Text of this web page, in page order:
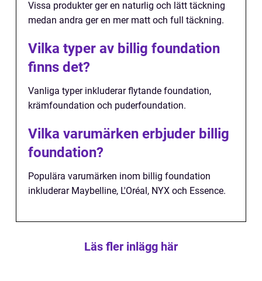
Vissa produkter ger en naturlig och lätt täckning
medan andra ger en mer matt och full täckning.
Vilka typer av billig foundation
finns det?
Vanliga typer inkluderar flytande foundation,
krämfoundation och puderfoundation.
Vilka varumärken erbjuder billig
foundation?
Populära varumärken inom billig foundation
inkluderar Maybelline, L'Oréal, NYX och Essence.
Läs fler inlägg här